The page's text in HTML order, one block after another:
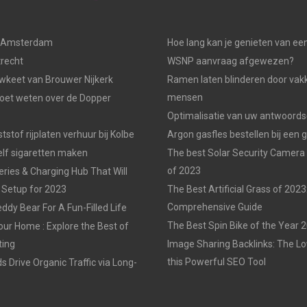
van Brouwer Nijkerk
weten over de Dopper
rijplaten verhuur bij Kolbe
sigaretten maken
& Charging Hub That Will
Setup for 2023
Bear For A Fun-Filled Life
Home : Explore the Best of
Drive Organic Traffic via Long-
Hoe lang kan je genieten van
WSNP aanvraag afgewezen?
Ramen laten blinderen door
mensen
Optimalisatie van uw
Argon gasfles bestellen bij een
The best Solar Security
of 2023
The Best Artificial Grass of
Comprehensive Guide
The Best Spin Bike of the Year
Image Sharing Backlinks: The
this Powerful SEO Tool